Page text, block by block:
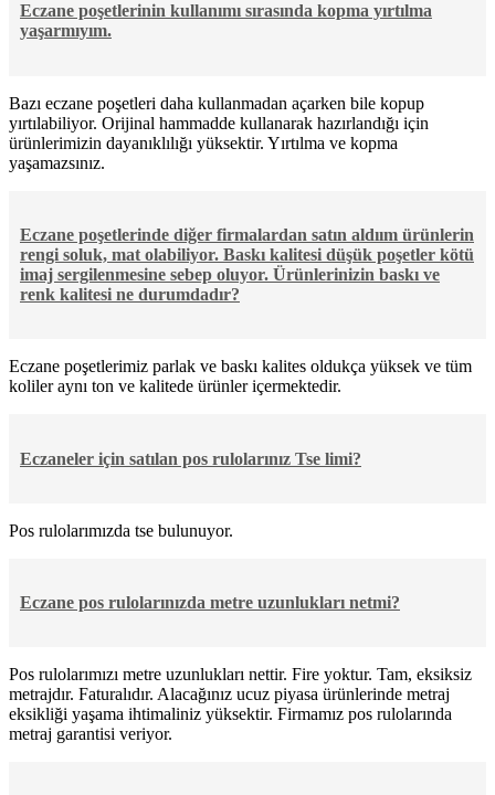
Eczane poşetlerinin kullanımı sırasında kopma yırtılma
yaşarmıyım.
Bazı eczane poşetleri daha kullanmadan açarken bile kopup
yırtılabiliyor. Orijinal hammadde kullanarak hazırlandığı için
ürünlerimizin dayanıklılığı yüksektir. Yırtılma ve kopma
yaşamazsınız.
Eczane poşetlerinde diğer firmalardan satın aldıım ürünlerin
rengi soluk, mat olabiliyor. Baskı kalitesi düşük poşetler kötü
imaj sergilenmesine sebep oluyor. Ürünlerinizin baskı ve
renk kalitesi ne durumdadır?
Eczane poşetlerimiz parlak ve baskı kalites oldukça yüksek ve tüm
koliler aynı ton ve kalitede ürünler içermektedir.
Eczaneler için satılan pos rulolarınız Tse limi?
Pos rulolarımızda tse bulunuyor.
Eczane pos rulolarınızda metre uzunlukları netmi?
Pos rulolarımızı metre uzunlukları nettir. Fire yoktur. Tam, eksiksiz
metrajdır. Faturalıdır. Alacağınız ucuz piyasa ürünlerinde metraj
eksikliği yaşama ihtimaliniz yüksektir. Firmamız pos rulolarında
metraj garantisi veriyor.